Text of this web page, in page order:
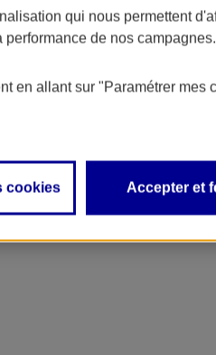
qui nous permettent
de nos campagnes.
en allant sur "Paramétrer mes
cookies Accepter et